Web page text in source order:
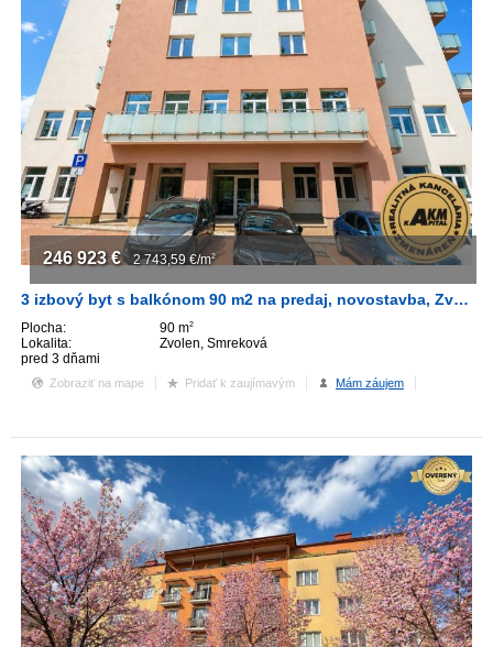
3 izbový byt s balkónom 90 m2 na predaj, novostavba, Zvolen
Plocha: 90 m2
Lokalita:
Zvolen, Smreková
pred 3 dňami
246 923 € 2 743,59 €/m2
Zobraziť na mape Pridať k zaujímavým Mám záujem